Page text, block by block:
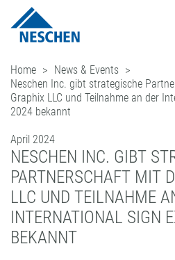
PRODUKTE
GRAFISCHE MEDIEN
DRUCKMEDIEN
AUFZIEHFOLIEN
(LAMINATOREN)
BUCHSCHUTZ UND -REPARATUR
BUCHSCHUTZFOLIEN
REPARATURBÄNDER
VERARBEITUNGSGERÄTE
ANWENDUNGEN
EASY DOT®– DAS NESCHEN
GREEN GRAPHICS – PVC-FREIE
MEDIEN
RETAIL GRAPHICS
BILDERRAHMUNG
BASTELN & HOBBY
SERVICE
DOWNLOADS
ICC PROFILE / PARTNER
MUSTERBESTELLUNG
PRESSE
NEWS
BLOG
ANMELDUNG ZUM NEWSLETTER
UNTERNEHMEN
GESCHÄFTSBEREICHE
FILMOLUX GROUP
MISSION
GESCHICHTE
KARRIERE
KONTAKT
ADRESSE
ANFRAGE
Home
News & Events
Neschen Inc. gibt strategische
Graphix LLC und Teilnahme an der
2024 bekannt
April 2024
NESCHEN INC. GIBT
PARTNERSCHAFT MIT
LLC UND TEILNAHME
INTERNATIONAL SIGN
BEKANNT